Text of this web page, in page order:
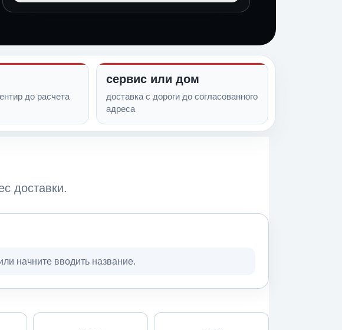
до расчета
сервис или дом
доставка с дороги до согласованного
адреса
доставки.
начните вводить название.